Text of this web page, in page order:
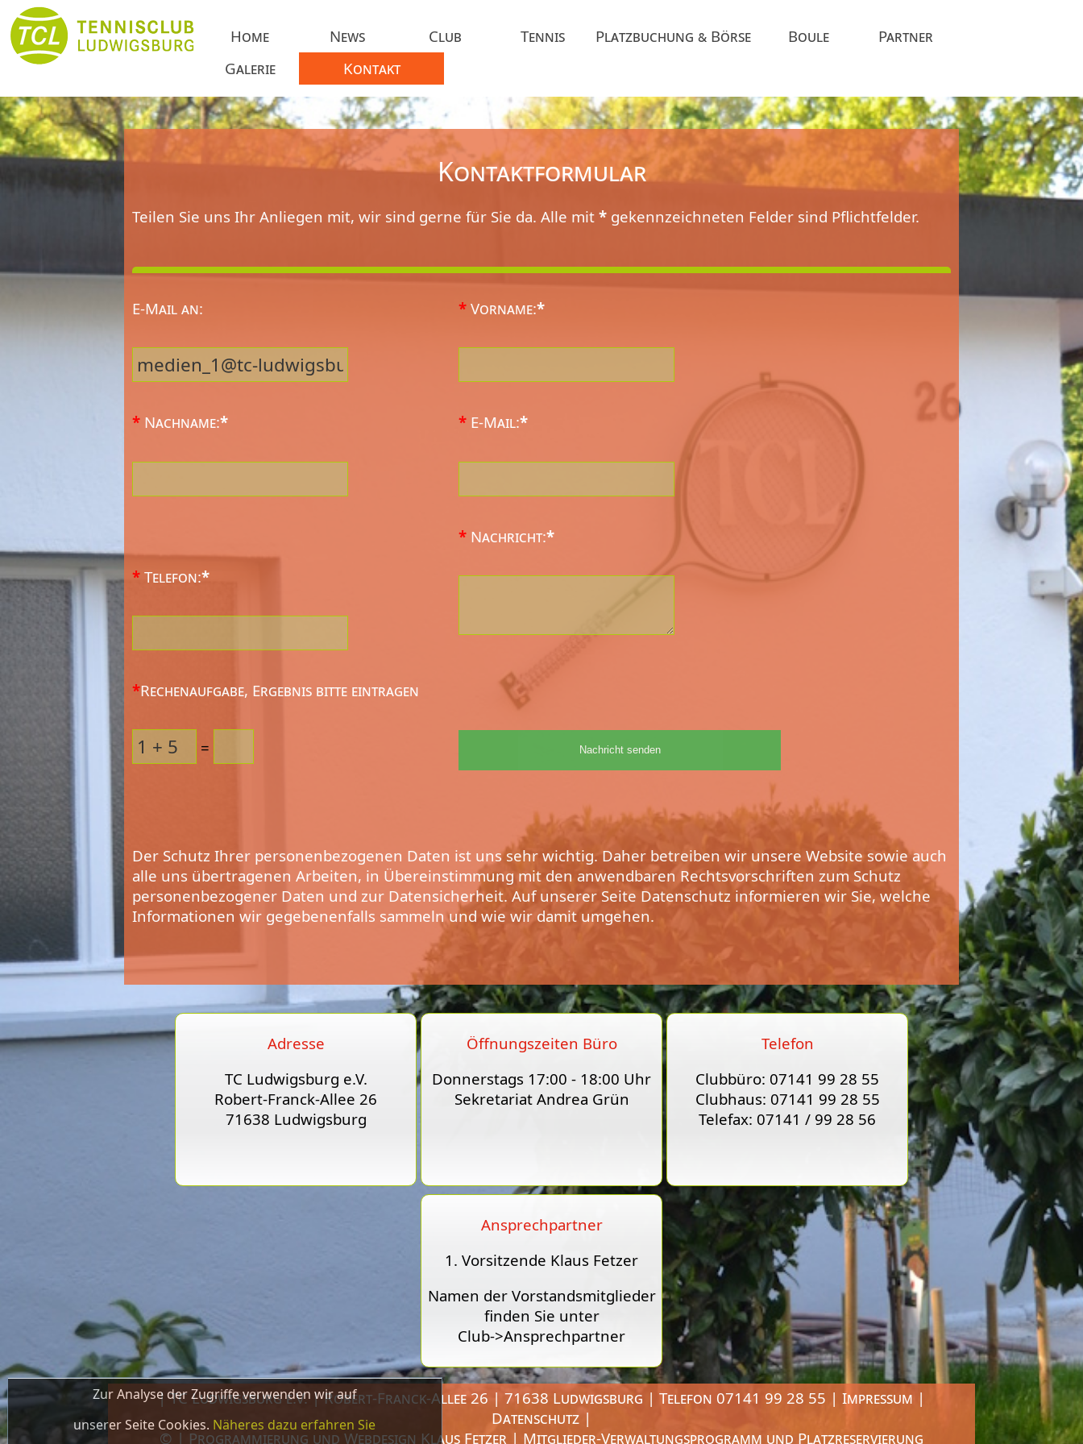
Zur Analyse der Zugriffe verwenden wir auf
unserer Seite Cookies. Näheres dazu erfahren Sie
Home News Club Tennis Platzbuchung & Börse Boule
Partner
Galerie
Kontakt
Kontaktformular
Teilen Sie uns Ihr Anliegen mit, wir sind gerne für Sie da. Alle mit* gekennzeichneten Felder sind Pflichtfelder.
E-Mail an: * Vorname:*
* Nachname:* * E-Mail:*
* Telefon:*
* Nachricht:*
*Rechenaufgabe, Ergebnis bitte eintragen
=
Der Schutz Ihrer personenbezogenen Daten ist uns sehr wichtig. Daher betreiben wir unsere Website sowie auch
alle uns übertragenen Arbeiten, in Übereinstimmung mit den anwendbaren Rechtsvorschriften zum Schutz
personenbezogener Daten und zur Datensicherheit. Auf unserer Seite Datenschutz informieren wir Sie, welche
Informationen wir gegebenenfalls sammeln und wie wir damit umgehen.
Adresse
TC Ludwigsburg e.V.
Robert-Franck-Allee 26
71638 Ludwigsburg
Öffnungszeiten Büro
Donnerstags 17:00 - 18:00 Uhr
Sekretariat Andrea Grün
Telefon
Clubbüro: 07141 99 28 55
Clubhaus: 07141 99 28 55
Telefax: 07141 / 99 28 56
Ansprechpartner
1. Vorsitzende Klaus Fetzer
Namen der Vorstandsmitglieder
finden Sie unter
Club->Ansprechpartner
| TC Ludwigsburg e.V. | Robert-Franck-Allee 26 | 71638 Ludwigsburg | Telefon 07141 99 28 55 | Impressum |
Datenschutz |
© | Programmierung und Webdesign Klaus Fetzer | Mitglieder-Verwaltungsprogramm und Platzreservierung